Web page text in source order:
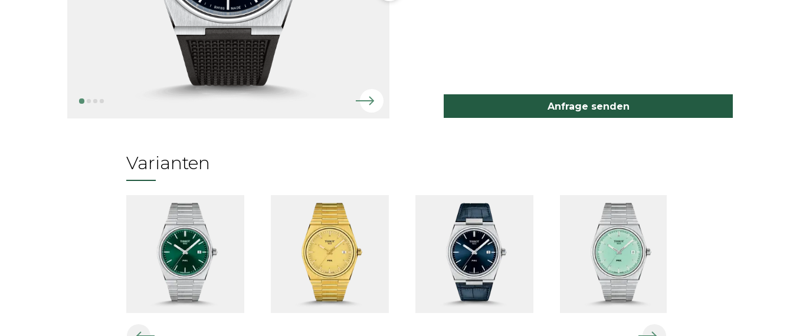
Anfrage senden
Varianten